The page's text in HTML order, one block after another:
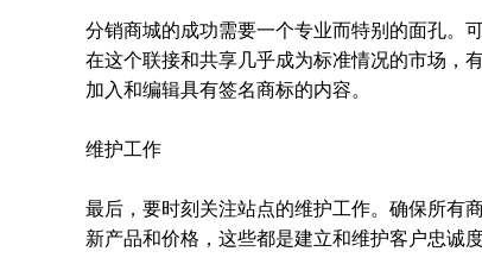
分销商城的成功需要一个专业而特别的面孔。
在这个联接和共享几乎成为标准情况的市场，
加入和编辑具有签名商标的内容。
维护工作
最后，要时刻关注站点的维护工作。确保所有
新产品和价格，这些都是建立和维护客户忠诚